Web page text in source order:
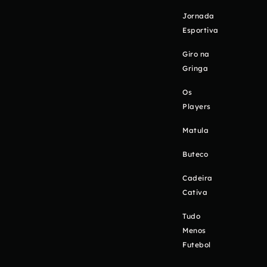
Jornada
Esportiva
Giro na
Gringa
Os
Players
Matula
Buteco
Cadeira
Cativa
Tudo
Menos
Futebol